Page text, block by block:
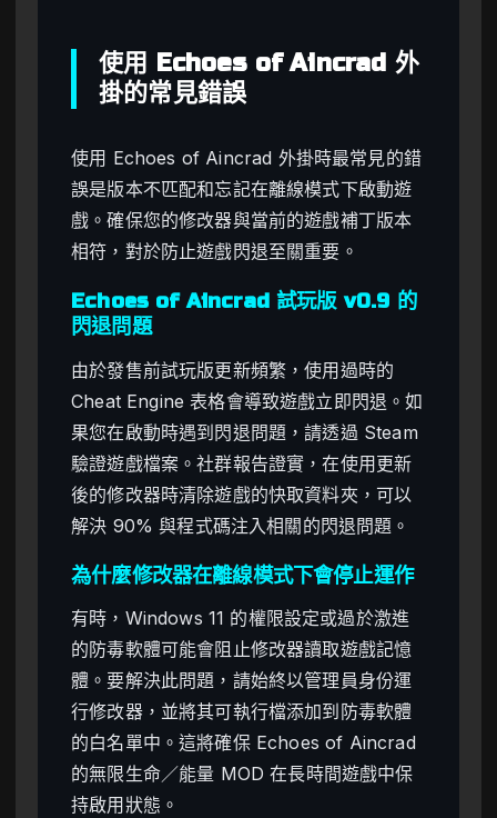
使用 Echoes of Aincrad 外
掛的常見錯誤
使用 Echoes of Aincrad 外掛時最常見的錯
誤是版本不匹配和忘記在離線模式下啟動遊
戲。確保您的修改器與當前的遊戲補丁版本
相符，對於防止遊戲閃退至關重要。
Echoes of Aincrad 試玩版 v0.9 的
閃退問題
由於發售前試玩版更新頻繁，使用過時的
Cheat Engine 表格會導致遊戲立即閃退。如
果您在啟動時遇到閃退問題，請透過 Steam
驗證遊戲檔案。社群報告證實，在使用更新
後的修改器時清除遊戲的快取資料夾，可以
解決 90% 與程式碼注入相關的閃退問題。
為什麼修改器在離線模式下會停止運作
有時，Windows 11 的權限設定或過於激進
的防毒軟體可能會阻止修改器讀取遊戲記憶
體。要解決此問題，請始終以管理員身份運
行修改器，並將其可執行檔添加到防毒軟體
的白名單中。這將確保 Echoes of Aincrad
的無限生命／能量 MOD 在長時間遊戲中保
持啟用狀態。